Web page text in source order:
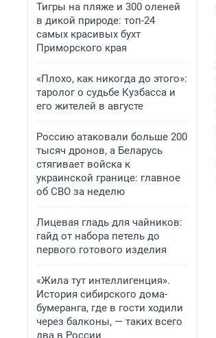
Тигры на пляже и 300 оленей
в дикой природе: топ-24
самых красивых бухт
Приморского края
«Плохо, как никогда до этого»:
таролог о судьбе Кузбасса и
его жителей в августе
Россию атаковали больше 200
тысяч дронов, а Беларусь
стягивает войска к
украинской границе: главное
об СВО за неделю
Лицевая гладь для чайников:
гайд от набора петель до
первого готового изделия
«Жила тут интеллигенция».
История сибирского дома-
бумеранга, где в гости ходили
через балконы, — таких всего
два в России